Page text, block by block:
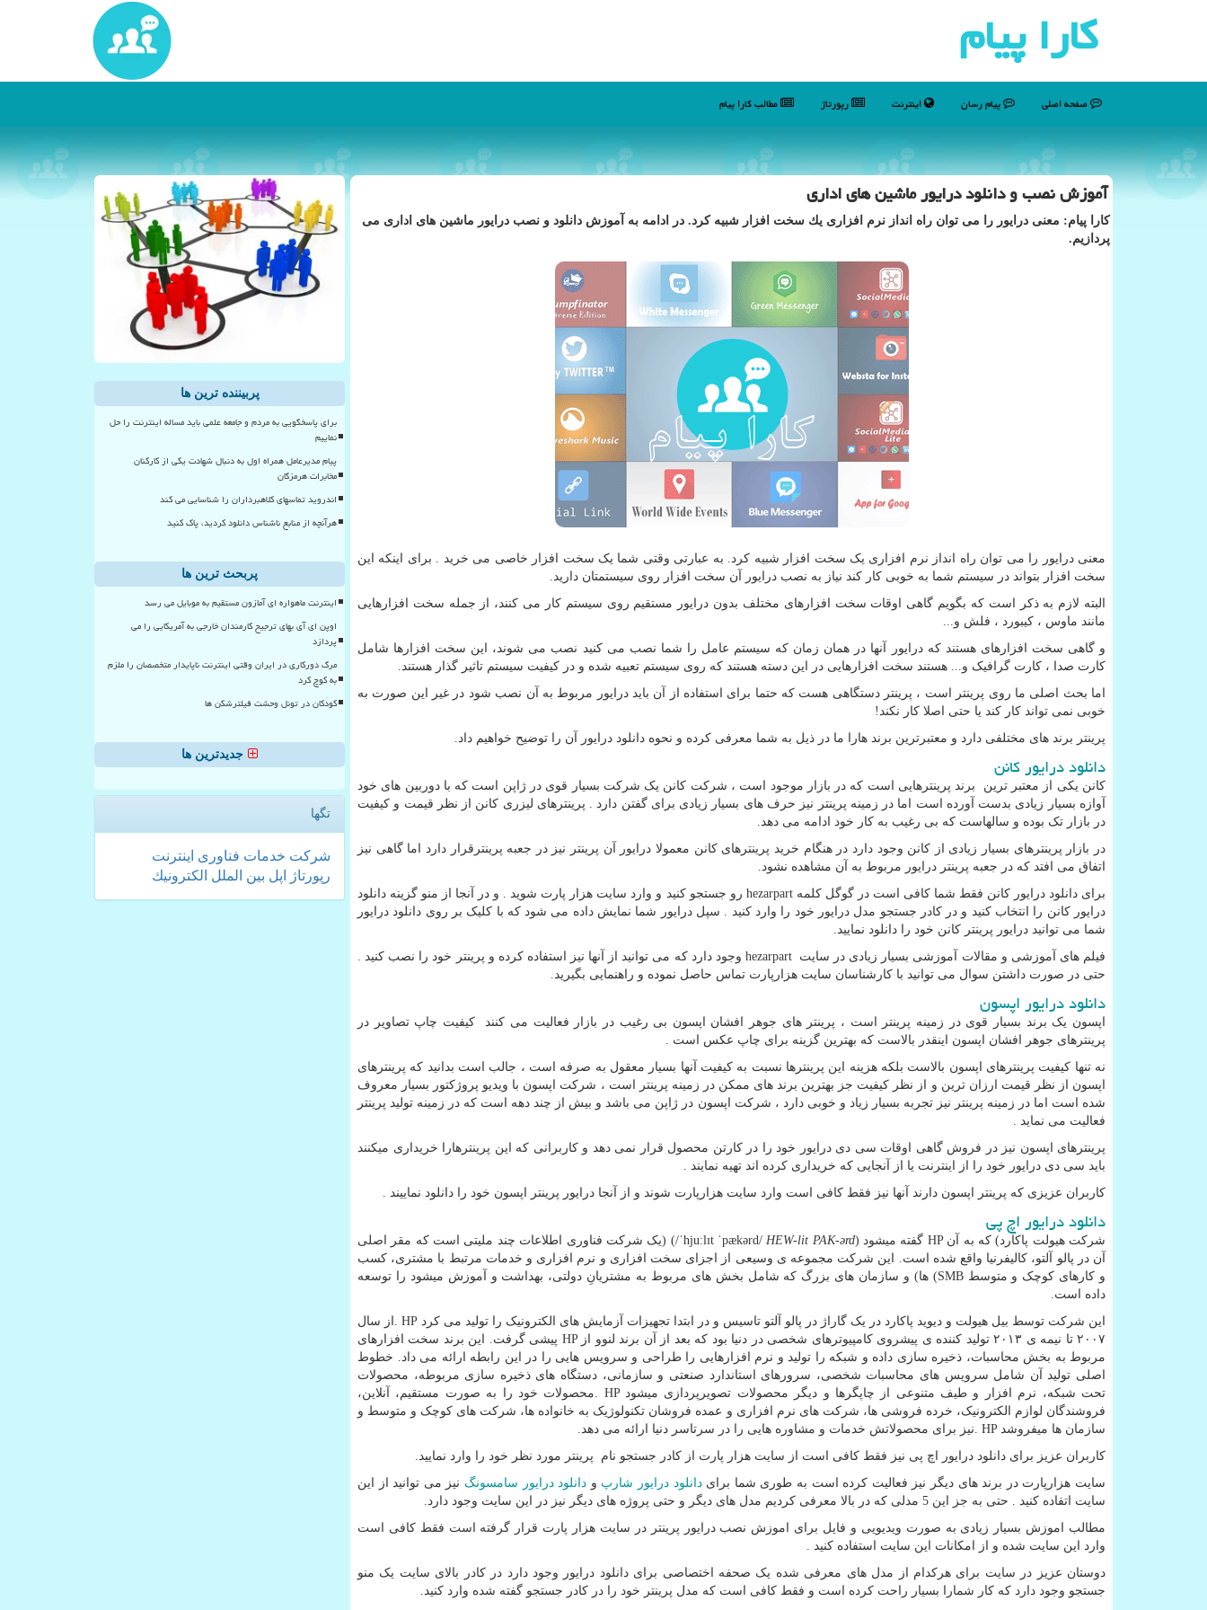
كارا پیام
صفحه اصلی پیام رسان اینترنت رپورتاژ مطالب كارا پیام
آموزش نصب و دانلود درایور ماشین های اداری
كارا پیام: معنی درایور را می توان راه انداز نرم افزاری یك سخت افزار شبیه كرد. در ادامه به آموزش دانلود و نصب درایور ماشین های اداری می
پردازیم.
معنی درایور را می توان راه انداز نرم افزاری یک سخت افزار شبیه کرد. به عبارتی وقتی شما یک سخت افزار خاصی می خرید . برای اینکه این
سخت افزار بتواند در سیستم شما به خوبی کار کند نیاز به نصب درایور آن سخت افزار روی سیستمتان دارید.
البته لازم به ذکر است که بگویم گاهی اوقات سخت افزارهای مختلف بدون درایور مستقیم روی سیستم کار می کنند، از جمله سخت افزارهایی
مانند ماوس ، کیبورد ، فلش و...
و گاهی سخت افزارهای هستند که درایور آنها در همان زمان که سیستم عامل را شما نصب می کنید نصب می شوند، این سخت افزارها شامل
کارت صدا ، کارت گرافیک و... هستند سخت افزارهایی در این دسته هستند که روی سیستم تعبیه شده و در کیفیت سیستم تاثیر گذار هستند.
اما بحث اصلی ما روی پرینتر است ، پرینتر دستگاهی هست که حتما برای استفاده از آن باید درایور مربوط به آن نصب شود در غیر این صورت به
خوبی نمی تواند کار کند یا حتی اصلا کار نکند!
پرینتر برند های مختلفی دارد و معتبرترین برند هارا ما در ذیل به شما معرفی کرده و نحوه دانلود درایور آن را توضیح خواهیم داد.
دانلود درایور کانن
کانن یکی از معتبر ترین برند پرینترهایی است که در بازار موجود است ، شرکت کانن یک شرکت بسیار قوی در ژاپن است که با دوربین های خود
آوازه بسیار زیادی بدست آورده است اما در زمینه پرینتر نیز حرف های بسیار زیادی برای گفتن دارد . پرینترهای لیزری کانن از نظر قیمت و کیفیت
در بازار تک بوده و سالهاست که بی رغیب به کار خود ادامه می دهد.
در بازار پرینترهای بسیار زیادی از کانن وجود دارد در هنگام خرید پرینترهای کانن معمولا درایور آن پرینتر نیز در جعبه پرینترقرار دارد اما گاهی نیز
اتفاق می افتد که در جعبه پرینتر درایور مربوط به آن مشاهده نشود.
برای دانلود درایور کانن فقط شما کافی است در گوگل کلمهhezarpart رو جستجو کنید و وارد سایت هزار پارت شوید . و در آنجا از منو گزینه دانلود
درایور کانن را انتخاب کنید و در کادر جستجو مدل درایور خود را وارد کنید . سپل درایور شما نمایش داده می شود که با کلیک بر روی دانلود درایور
شما می توانید درایور پرینتر کانن خود را دانلود نمایید.
فیلم های آموزشی و مقالات آموزشی بسیار زیادی در سایت hezarpart وجود دارد که می توانید از آنها نیز استفاده کرده و پرینتر خود را نصب کنید .
حتی در صورت داشتن سوال می توانید با کارشناسان سایت هزارپارت تماس حاصل نموده و راهنمایی بگیرید.
دانلود درایور اپسون
اپسون یک برند بسیار قوی در زمینه پرینتر است ، پرینتر های جوهر افشان اپسون بی رغیب در بازار فعالیت می کنند کیفیت چاپ تصاویر در
پرینترهای جوهر افشان اپسون اینقدر بالاست که بهترین گزینه برای چاپ عکس است .
نه تنها کیفیت پرینترهای اپسون بالاست بلکه هزینه این پرینترها نسبت به کیفیت آنها بسیار معقول به صرفه است ، جالب است بدانید که پرینترهای
اپسون از نظر قیمت ارزان ترین و از نظر کیفیت جز بهترین برند های ممکن در زمینه پرینتر است ، شرکت اپسون با ویدیو پروژکتور بسیار معروف
شده است اما در زمینه پرینتر نیز تجربه بسیار زیاد و خوبی دارد ، شرکت اپسون در ژاپن می باشد و بیش از چند دهه است که در زمینه تولید پرینتر
فعالیت می نماید .
پرینترهای اپسون نیز در فروش گاهی اوقات سی دی درایور خود را در کارتن محصول قرار نمی دهد و کاربرانی که این پرینترهارا خریداری میکنند
باید سی دی درایور خود را از اینترنت یا از آنجایی که خریداری کرده اند تهیه نمایند .
کاربران عزیزی که پرینتر اپسون دارند آنها نیز فقط کافی است وارد سایت هزارپارت شوند و از آنجا درایور پرینتر اپسون خود را دانلود نماییند .
دانلود درایور اچ پی
شرکت هیولت پاکارد(که به آن HP گفته میشود ) (/ˈhjuːlɪt ˈpækərd/HEW-lit PAK-ərd)
یک شرکت فناوری اطلاعات چند ملیتی است که مقر اصلی
آن در پالو آلتو، کالیفرنیا واقع شده است. این شرکت مجموعه ی وسیعی از اجزای سخت افزاری و نرم افزاری و خدمات مرتبط با مشتری، کسب
و کارهای کوچک و متوسط (SMBها) و سازمان های بزرگ که شامل بخش های مربوط به مشتریانِ دولتی، بهداشت و آموزش میشود را توسعه
داده است.
این شرکت توسط بیل هیولت و دیوید پاکارد در یک گاراژ در پالو آلتو تاسیس و در ابتدا تجهیزات آزمایش های الکترونیک را تولید می کرد . HP از سال
۲۰۰۷ تا نیمه ی ۲۰۱۳ تولید کننده ی پیشروی کامپیوترهای شخصی در دنیا بود که بعد از آن برند لنوو از
HP پیشی گرفت. این برند سخت افزارهای
مربوط به بخش محاسبات، ذخیره سازی داده و شبکه را تولید و نرم افزارهایی را طراحی و سرویس هایی را در این رابطه ارائه می داد. خطوط
اصلی تولید آن شامل سرویس های محاسبات شخصی، سرورهای استاندارد صنعتی و سازمانی، دستگاه های ذخیره سازی مربوطه، محصولات
تحت شبکه، نرم افزار و طیف متنوعی از چاپگرها و دیگر محصولات تصویرپردازی میشود. HPمحصولات خود را به صورت مستقیم، آنلاین،
فروشندگان لوازم الکترونیک، خرده فروشی ها، شرکت های نرم افزاری و عمده فروشان تکنولوژیک به خانواده ها، شرکت های کوچک و متوسط و
سازمان ها میفروشد . HPنیز برای محصولاتش خدمات و مشاوره هایی را در سرتاسر دنیا ارائه می دهد.
کاربران عزیز برای دانلود درایور اچ پی نیز فقط کافی است از سایت هزار پارت از کادر جستجو نام پرینتر مورد نظر خود را وارد نمایید.
سایت هزارپارت در برند های دیگر نیز فعالیت کرده است به طوری شما برایدانلود درایور شارپ و دانلود درایور سامسونگ نیز می توانید از این
سایت اتفاده کنید . حتی به جز این 5 مدلی که در بالا معرفی کردیم مدل های دیگر و حتی پروژه های دیگر نیز در این سایت وجود دارد.
مطالب اموزش بسیار زیادی به صورت ویدیویی و فایل برای اموزش نصب درایور پرینتر در سایت هزار پارت قرار گرفته است فقط کافی است
وارد این سایت شده و از امکانات این سایت استفاده کنید .
دوستان عزیز در سایت برای هرکدام از مدل های معرفی شده یک صحفه اختصاصی برای دانلود درایور وجود دارد در کادر بالای سایت یک منو
جستجو وجود دارد که کار شمارا بسیار راحت کرده است و فقط کافی است که مدل پرینتر خود را در کادر جستجو گفته شده وارد کنید.
پربیننده ترین ها
برای پاسخگویی به مردم و جامعه علمی باید مساله اینترنت را حل
نماییم
پیام مدیرعامل همراه اول به دنبال شهادت یکی از کارکنان
مخابرات هرمزگان
اندروید تماسهای کلاهبرداران را شناسایی می کند
هرآنچه از منابع ناشناس دانلود کردید، پاک کنید
پربحث ترین ها
اینترنت ماهواره ای آمازون مستقیم به موبایل می رسد
اوپن ای آی بهای ترجیح کارمندان خارجی به آمریکایی را می
پردازد
مرگ دورکاری در ایران وقتی اینترنت ناپایدار متخصصان را ملزم
به کوچ کرد
کودکان در تونل وحشت فیلترشکن ها
جدیدترین ها
تگها
شركت خدمات فناوری اینترنت
رپورتاژ
اپل بین الملل الكترونیك